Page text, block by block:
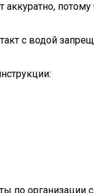
аккуратно,
с водой
по организации